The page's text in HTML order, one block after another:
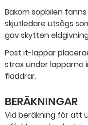
Bakom sopbilen
skjutledare utsågs
gav skytten
Post it-lappar
strax under lapparna
fladdrar.
BERÄKNINGAR
Vid beräkning för att